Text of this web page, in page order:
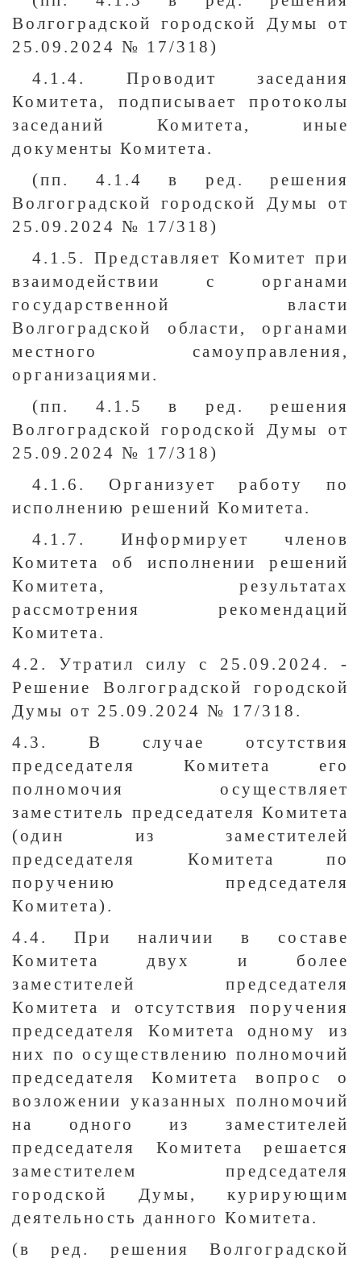
Волгоградской городской Думы от
25.09.2024 № 17/318)
4.1.4. Проводит заседания
Комитета, подписывает протоколы
заседаний Комитета, иные
документы Комитета.
(пп. 4.1.4 в ред. решения
Волгоградской городской Думы от
25.09.2024 № 17/318)
4.1.5. Представляет Комитет при
взаимодействии с органами
государственной власти
Волгоградской области, органами
местного самоуправления,
организациями.
(пп. 4.1.5 в ред. решения
Волгоградской городской Думы от
25.09.2024 № 17/318)
4.1.6. Организует работу по
исполнению решений Комитета.
4.1.7. Информирует членов
Комитета об исполнении решений
Комитета, результатах
рассмотрения рекомендаций
Комитета.
4.2. Утратил силу с 25.09.2024. -
Решение Волгоградской городской
Думы от 25.09.2024 № 17/318.
4.3. В случае отсутствия
председателя Комитета его
полномочия осуществляет
заместитель председателя Комитета
(один из заместителей
председателя Комитета по
поручению председателя
Комитета).
4.4. При наличии в составе
Комитета двух и более
заместителей председателя
Комитета и отсутствия поручения
председателя Комитета одному из
них по осуществлению полномочий
председателя Комитета вопрос о
возложении указанных полномочий
на одного из заместителей
председателя Комитета решается
заместителем председателя
городской Думы, курирующим
деятельность данного Комитета.
(в ред. решения Волгоградской